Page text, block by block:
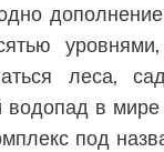
леса,
водопад в мире
под